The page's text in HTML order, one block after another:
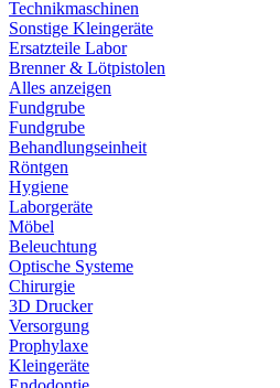
Technikmaschinen
Sonstige Kleingeräte
Ersatzteile Labor
Brenner & Lötpistolen
Alles anzeigen
Fundgrube
Fundgrube
Behandlungseinheit
Röntgen
Hygiene
Laborgeräte
Möbel
Beleuchtung
Optische Systeme
Chirurgie
3D Drucker
Versorgung
Prophylaxe
Kleingeräte